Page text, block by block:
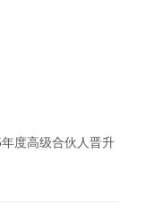
度高级合伙人晋升